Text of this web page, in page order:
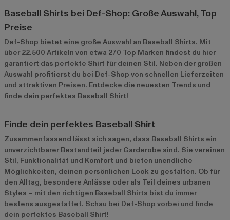
Baseball Shirts bei Def-Shop: Große Auswahl, Top
Preise
Def-Shop bietet eine große Auswahl an Baseball Shirts. Mit
über 22.500 Artikeln von etwa 270 Top Marken findest du hier
garantiert das perfekte Shirt für deinen Stil. Neben der großen
Auswahl profitierst du bei Def-Shop von schnellen Lieferzeiten
und attraktiven Preisen. Entdecke die neuesten Trends und
finde dein perfektes Baseball Shirt!
Finde dein perfektes Baseball Shirt
Zusammenfassend lässt sich sagen, dass Baseball Shirts ein
unverzichtbarer Bestandteil jeder Garderobe sind. Sie vereinen
Stil, Funktionalität und Komfort und bieten unendliche
Möglichkeiten, deinen persönlichen Look zu gestalten. Ob für
den Alltag, besondere Anlässe oder als Teil deines urbanen
Styles – mit den richtigen Baseball Shirts bist du immer
bestens ausgestattet. Schau bei Def-Shop vorbei und finde
dein perfektes Baseball Shirt!